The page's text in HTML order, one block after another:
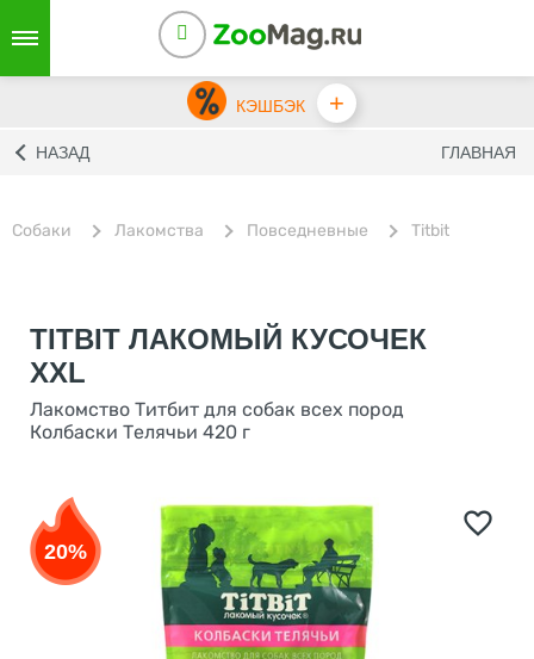
КЭШБЭК +
НАЗАД ГЛАВНАЯ
Собаки Лакомства Повседневные Titbit
TITBIT ЛАКОМЫЙ КУСОЧЕК
XXL
Лакомство Титбит для собак всех пород
Колбаски Телячьи 420 г
20%